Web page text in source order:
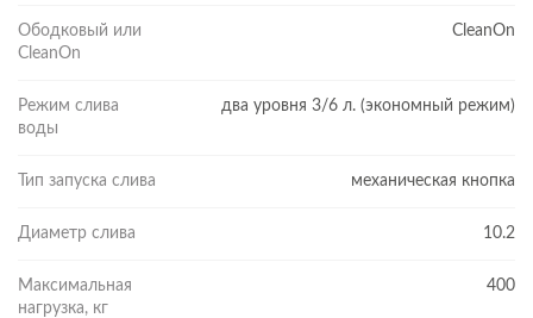
Ободковый или
CleanOn
CleanOn
Режим слива
воды
два уровня 3/6 л. (экономный режим)
Тип запуска слива механическая кнопка
Диаметр слива 10.2
Максимальная
нагрузка, кг
400